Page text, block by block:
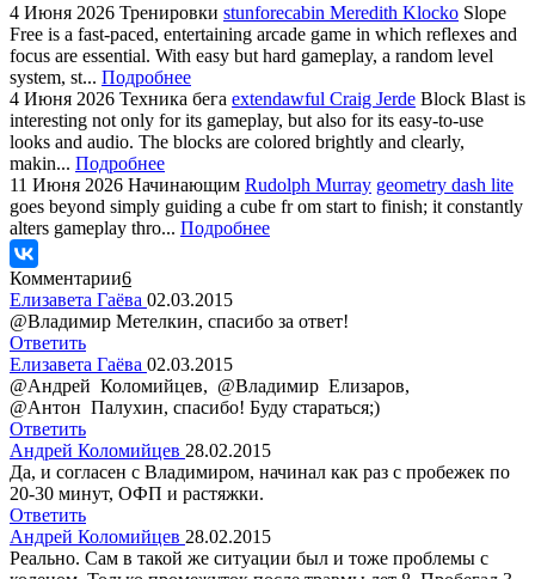
4 Июня 2026 Тренировки stunforecabin Meredith Klocko Slope
Free is a fast-paced, entertaining arcade game in which reflexes and
focus are essential. With easy but hard gameplay, a random level
system, st... Подробнее
4 Июня 2026 Техника бега extendawful Craig Jerde Block Blast is
interesting not only for its gameplay, but also for its easy-to-use
looks and audio. The blocks are colored brightly and clearly,
makin... Подробнее
11 Июня 2026 Начинающим Rudolph Murray geometry dash lite
goes beyond simply guiding a cube fr om start to finish; it constantly
alters gameplay thro... Подробнее
Комментарии6
Елизавета Гаёва 02.03.2015
@Владимир Метелкин, спасибо за ответ!
Ответить
Елизавета Гаёва 02.03.2015
@Андрей Коломийцев, @Владимир Елизаров,
@Антон Палухин, спасибо! Буду стараться;)
Ответить
Андрей Коломийцев 28.02.2015
Да, и согласен с Владимиром, начинал как раз с пробежек по
20-30 минут, ОФП и растяжки.
Ответить
Андрей Коломийцев 28.02.2015
Реально. Сам в такой же ситуации был и тоже проблемы с